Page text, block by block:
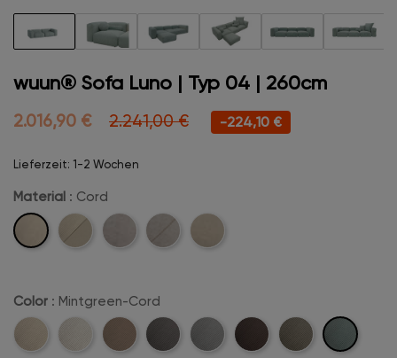
wuun® Sofa Luno | Typ 04 | 260cm
2.016,90 € 2.241,00 € -224,10 €
Lieferzeit: 1-2 Wochen
Material : Cord
Cord
Cord-
Velvet
Velvet- Boucle
Color : Mintgreen-Cord
Beige-
Creme-Sand-
Anthrazit-Hellgrau-Dunkelbraun-
Khaki-
Mintgreen-
Cord